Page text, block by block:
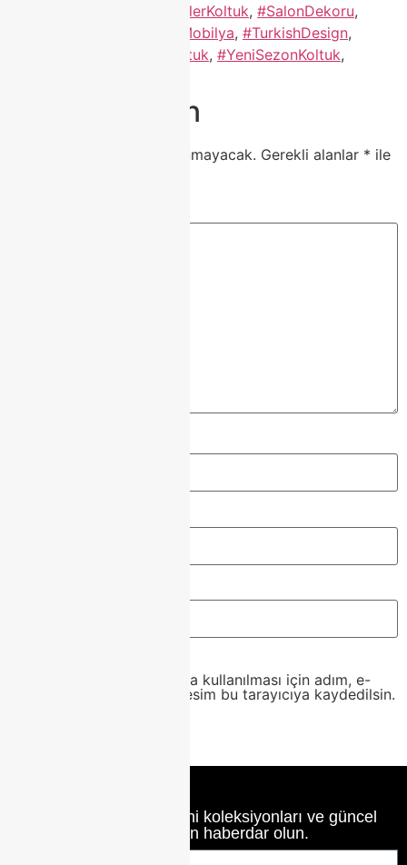
#ModülerKoltuk, #SalonDekoru,
#TaksitliMobilya, #TurkishDesign,
#YataklıKoltuk, #YeniSezonKoltuk,
Bir yanıt yazın
E-posta adresiniz yayınlanmayacak. Gerekli alanlar * ile
Daha sonraki yorumlarımda kullanılması için adım, e-
posta adresim ve site adresim bu tarayıcıya kaydedilsin.
Class Home’un en yeni koleksiyonları ve güncel
haberlerinden haberdar olun.